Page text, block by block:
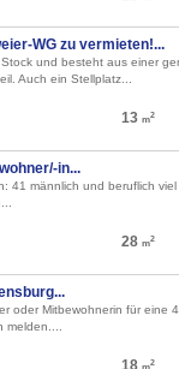
WG zu vermieten!...
und besteht aus einer
Auch ein Stellplatz...
13 m2
in...
41 männlich und beruflich
28 m2
oder Mitbewohnerin für eine
18 m2